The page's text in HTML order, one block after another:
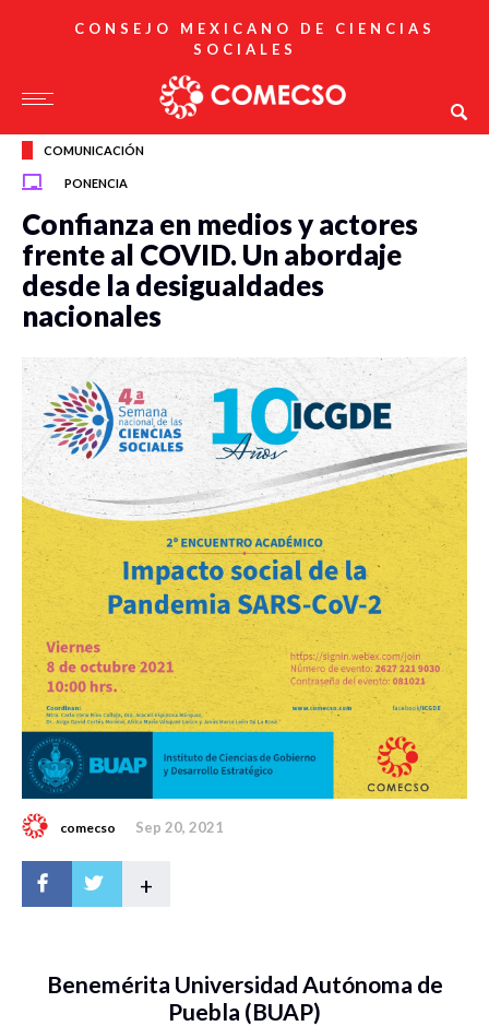
CONSEJO MEXICANO DE CIENCIAS
SOCIALES
COMUNICACIÓN
PONENCIA
Confianza en medios y actores
frente al COVID. Un abordaje
desde la desigualdades
nacionales
comecso Sep 20, 2021
+
Benemérita Universidad Autónoma de
Puebla (BUAP)